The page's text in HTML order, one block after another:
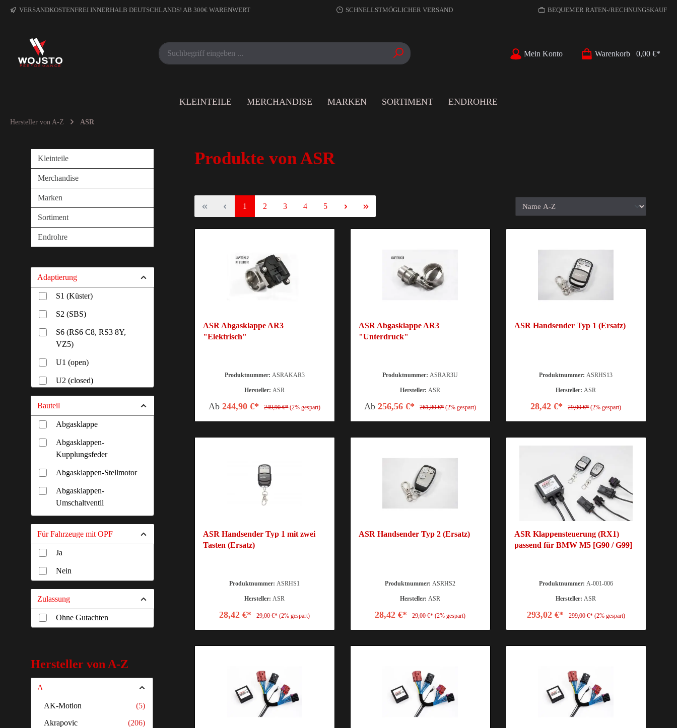
VERSANDKOSTENFREI INNERHALB DEUTSCHLANDS! AB 300€ WARENWERT SCHNELLSTMÖGLICHER VERSAND BEQUEMER RATEN-/RECHNUNGSKAUF
Mein Konto Warenkorb 0,00 €*
KLEINTEILE MERCHANDISE MARKEN SORTIMENT ENDROHRE
Hersteller von A-Z ASR
Kleinteile
Merchandise
Marken
Sortiment
Endrohre
Adaptierung
S1 (Küster)
S2 (SBS)
S6 (RS6 C8, RS3 8Y,
VZ5)
U1 (open)
U2 (closed)
Bauteil
Abgasklappe
Abgasklappen-
Kupplungsfeder
Abgasklappen-Stellmotor
Abgasklappen-
Umschaltventil
Klappensteuerung
Für Fahrzeuge mit OPF
Ja
Nein
Zulassung
Ohne Gutachten
Hersteller von A-Z
A
(5)
AK-Motion
(206)
Akrapovic
Produkte von ASR
1 2 3 4 5
ASR Abgasklappe AR3
"Elektrisch"
Produktnummer: ASRAKAR3
Hersteller:ASR
Ab244,90 €* 249,90 €* (2% gespart)
ASR Abgasklappe AR3
"Unterdruck"
Produktnummer:ASRAR3U
Hersteller:ASR
Ab256,56 €* 261,80 €* (2% gespart)
ASR Handsender Typ 1 (Ersatz)
Produktnummer:ASRHS13
Hersteller:ASR
28,42 €* 29,00 €* (2% gespart)
ASR Handsender Typ 1 mit zwei
Tasten (Ersatz)
Produktnummer:ASRHS1
Hersteller:ASR
28,42 €* 29,00 €* (2% gespart)
ASR Handsender Typ 2 (Ersatz)
Produktnummer:ASRHS2
Hersteller:ASR
28,42 €* 29,00 €* (2% gespart)
ASR Klappensteuerung (RX1)
passend für BMW M5 [G90 / G99]
Produktnummer: A-001-006
Hersteller:ASR
293,02 €* 299,00 €* (2% gespart)